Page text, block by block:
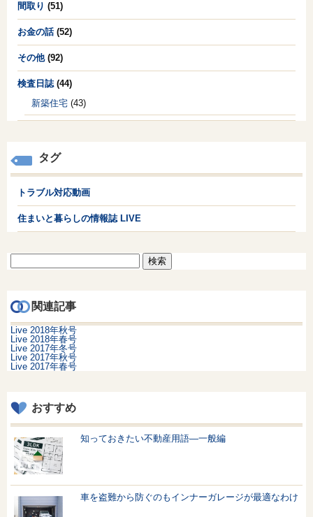
間取り (51)
お金の話(52)
その他(92)
検査日誌(44)
新築住宅 (43)
タグ
トラブル対応動画
住まいと暮らしの情報誌 LIVE
関連記事
Live 2018年秋号
Live 2018年春号
Live 2017年冬号
Live 2017年秋号
Live 2017年春号
おすすめ
知っておきたい不動産用語—一般編
車を盗難から防ぐのもインナーガレージが最適なわけ